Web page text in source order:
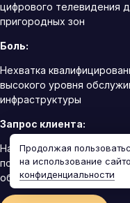
цифрового телевидения
пригородных зон
Боль:
Нехватка
высокого уровня
инфраструктуры
Запрос клиента:
Найм специалиста по
поддержки команды
обеспечения высокого
Продолжая
на использование
конфиденциальности